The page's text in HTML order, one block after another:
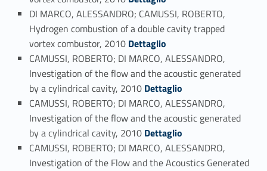
DI MARCO, ALESSANDRO; CAMUSSI, ROBERTO,
Hydrogen combustion of a double cavity trapped
vortex combustor, 2010 Link identifier #identifier_person_761-68
Dettaglio
CAMUSSI, ROBERTO; DI MARCO, ALESSANDRO,
Investigation of the flow and the acoustic generated
by a cylindrical cavity, 2010 Link identifier #identifier_person_197338-69
Dettaglio
CAMUSSI, ROBERTO; DI MARCO, ALESSANDRO,
Investigation of the flow and the acoustic generated
by a cylindrical cavity, 2010 Link identifier #identifier_person_113289-70
Dettaglio
CAMUSSI, ROBERTO; DI MARCO, ALESSANDRO,
Investigation of the Flow and the Acoustics Generated